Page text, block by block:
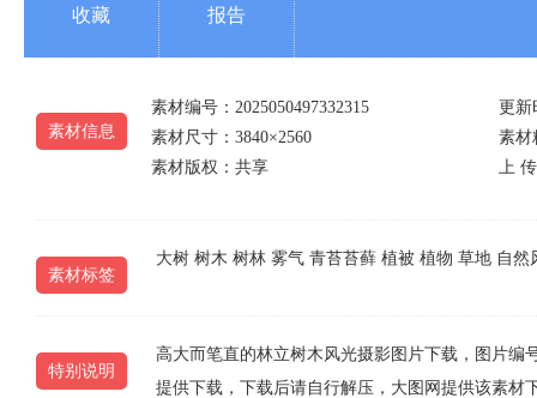
收藏 报告
素材信息
素材编号：2025050497332315
更新
素材尺寸：3840×2560
素材
素材版权：共享
上
素材标签
大树 树木 树林 雾气 青苔苔藓 植被 植物 草地 自然
特别说明
高大而笔直的林立树木风光摄影图片下载，图片编
提供下载，下载后请自行解压，大图网提供该素材